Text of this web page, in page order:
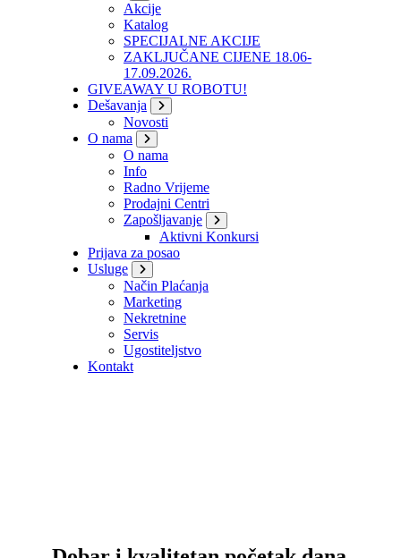
Akcije
Katalog
SPECIJALNE AKCIJE
ZAKLJUČANE CIJENE 18.06-
17.09.2026.
GIVEAWAY U ROBOTU!
Dešavanja
Novosti
O nama
O nama
Info
Radno Vrijeme
Prodajni Centri
Zapošljavanje
Aktivni Konkursi
Prijava za posao
Usluge
Način Plaćanja
Marketing
Nekretnine
Servis
Ugostiteljstvo
Kontakt